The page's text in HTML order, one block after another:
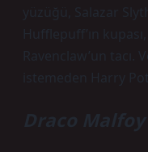
yüzüğü, Salazar
Hufflepuff’ın
Ravenclaw’un tacı.
istemeden Harry
Draco